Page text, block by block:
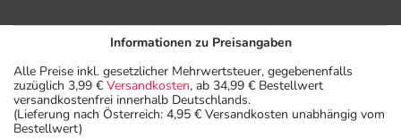
Informationen zu Preisangaben
Alle Preise inkl. gesetzlicher Mehrwertsteuer, gegebenenfalls
zuzüglich 3,99 € Versandkosten, ab 34,99 € Bestellwert
versandkostenfrei innerhalb Deutschlands.
(Lieferung nach Österreich: 4,95 € Versandkosten unabhängig vom
Bestellwert)